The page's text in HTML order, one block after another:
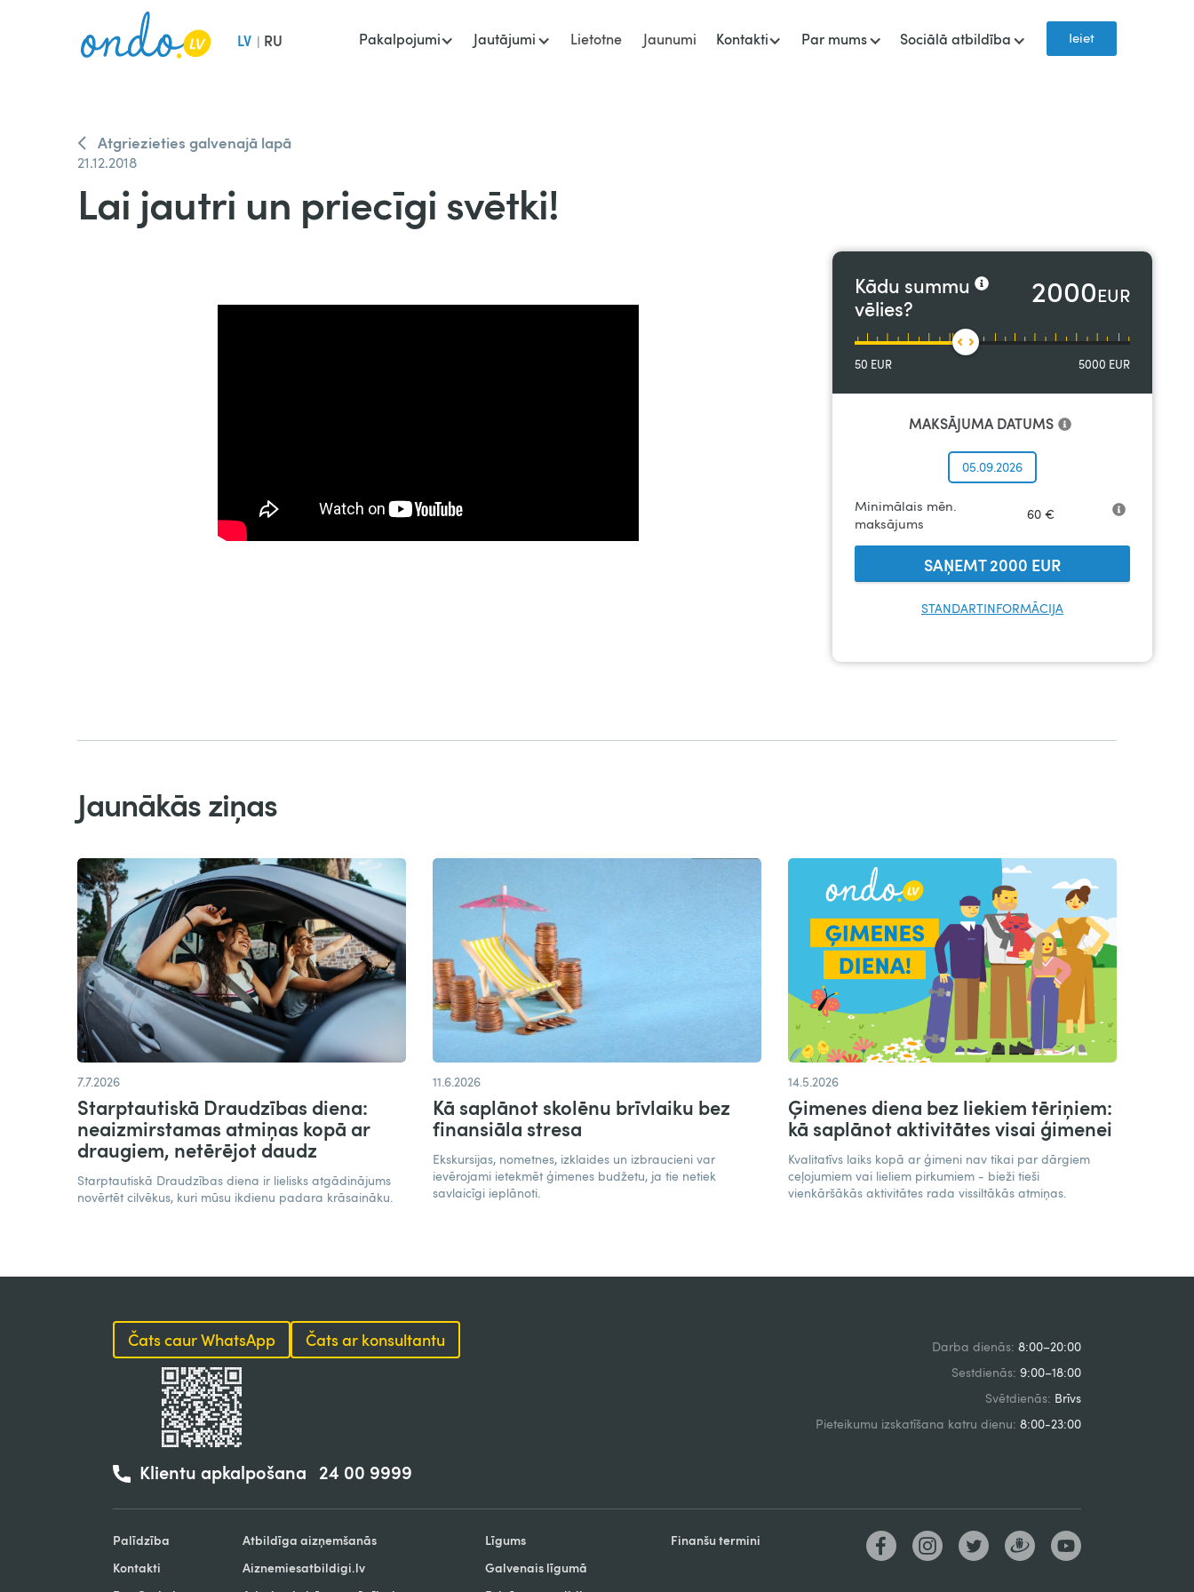
LV | RU Pakalpojumi Jautājumi Lietotne Jaunumi Kontakti Par mums Sociālā atbildība Ieiet
Atgriezieties galvenajā lapā
21.12.2018
Lai jautri un priecīgi svētki!
Kādu summu
vēlies?
2000EUR
50 EUR 5000 EUR
MAKSĀJUMA DATUMS
05.09.2026
Minimālais mēn.
maksājums
60 €
SAŅEMT2000 EUR
STANDARTINFORMĀCIJA
Jaunākās ziņas
7.7.2026
Starptautiskā Draudzības diena:
neaizmirstamas atmiņas kopā ar
draugiem, netērējot daudz​
Starptautiskā Draudzības diena ir lielisks atgādinājums
novērtēt cilvēkus, kuri mūsu ikdienu padara krāsaināku.
11.6.2026
Kā saplānot skolēnu brīvlaiku bez
finansiāla stresa
Ekskursijas, nometnes, izklaides un izbraucieni var
ievērojami ietekmēt ģimenes budžetu, ja tie netiek
savlaicīgi ieplānoti.
14.5.2026
Ģimenes diena bez liekiem tēriņiem:
kā saplānot aktivitātes visai ģimenei
Kvalitatīvs laiks kopā ar ģimeni nav tikai par dārgiem
ceļojumiem vai lieliem pirkumiem - bieži tieši
vienkāršākās aktivitātes rada vissiltākās atmiņas.
Čats caur WhatsApp Čats ar konsultantu
Klientu apkalpošana 24 00 9999
Darba dienās: 8:00–20:00
Sestdienās: 9:00–18:00
Svētdienās: Brīvs
Pieteikumu izskatīšana katru dienu: 8:00-23:00
Palīdzība
Kontakti
Atbildīga aizņemšanās
Aiznemiesatbildigi.lv
Līgums
Galvenais līgumā
Finanšu termini